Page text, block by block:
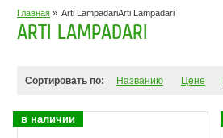
Главная » Arti LampadariArti Lampadari
ARTI LAMPADARI
Сортировать по: Названию Цене
в наличии